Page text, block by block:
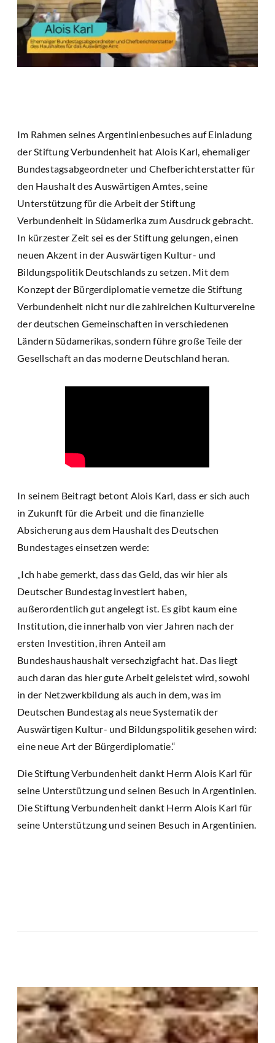
Im Rahmen seines Argentinienbesuches auf Einladung
der Stiftung Verbundenheit hat Alois Karl, ehemaliger
Bundestagsabgeordneter und Chefberichterstatter für
den Haushalt des Auswärtigen Amtes, seine
Unterstützung für die Arbeit der Stiftung
Verbundenheit in Südamerika zum Ausdruck gebracht.
In kürzester Zeit sei es der Stiftung gelungen, einen
neuen Akzent in der Auswärtigen Kultur- und
Bildungspolitik Deutschlands zu setzen. Mit dem
Konzept der Bürgerdiplomatie vernetze die Stiftung
Verbundenheit nicht nur die zahlreichen Kulturvereine
der deutschen Gemeinschaften in verschiedenen
Ländern Südamerikas, sondern führe große Teile der
Gesellschaft an das moderne Deutschland heran.
In seinem Beitragt betont Alois Karl, dass er sich auch
in Zukunft für die Arbeit und die finanzielle
Absicherung aus dem Haushalt des Deutschen
Bundestages einsetzen werde:
„Ich habe gemerkt, dass das Geld, das wir hier als
Deutscher Bundestag investiert haben,
außerordentlich gut angelegt ist. Es gibt kaum eine
Institution, die innerhalb von vier Jahren nach der
ersten Investition, ihren Anteil am
Bundeshaushaushalt versechzigfacht hat. Das liegt
auch daran das hier gute Arbeit geleistet wird, sowohl
in der Netzwerkbildung als auch in dem, was im
Deutschen Bundestag als neue Systematik der
Auswärtigen Kultur- und Bildungspolitik gesehen wird:
eine neue Art der Bürgerdiplomatie.“
Die Stiftung Verbundenheit dankt Herrn Alois Karl für
seine Unterstützung und seinen Besuch in Argentinien.
Die Stiftung Verbundenheit dankt Herrn Alois Karl für
seine Unterstützung und seinen Besuch in Argentinien.